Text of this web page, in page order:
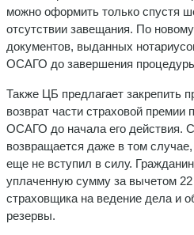
можно оформить только спустя
отсутствии завещания. По
документов, выданных
ОСАГО до завершения
Также ЦБ предлагает закрепить
возврат части страховой премии
ОСАГО до начала его действия.
возвращается даже в том
еще не вступил в силу.
уплаченную сумму за вычетом
страховщика на ведение дела и
резервы.